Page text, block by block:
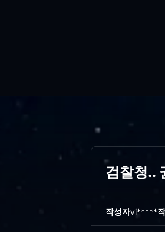
검찰청..
작성자vi*****